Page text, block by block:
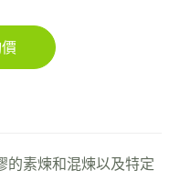
的素煉和混煉以及特定
備